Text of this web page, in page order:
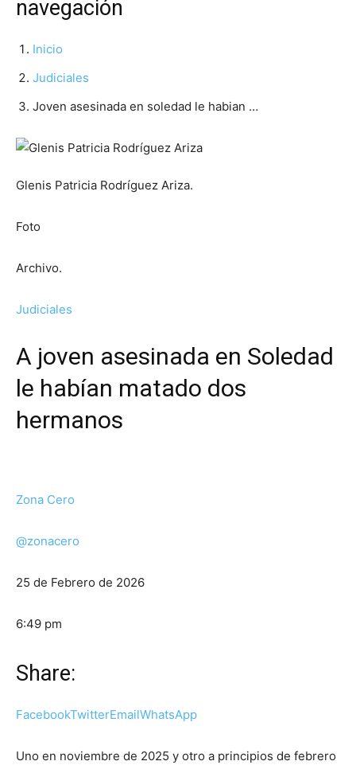
navegación
Inicio
Judiciales
Joven asesinada en soledad le habian …
Glenis Patricia Rodríguez Ariza.
Foto
Archivo.
Judiciales
A joven asesinada en Soledad
le habían matado dos
hermanos
Zona Cero
@zonacero
25 de Febrero de 2026
6:49 pm
Share:
FacebookTwitterEmailWhatsApp
Uno en noviembre de 2025 y otro a principios de febrero